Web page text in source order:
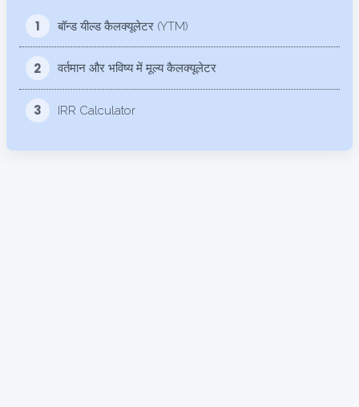
1 बॉन्ड यील्ड कैलक्यूलेटर (YTM)
2 वर्तमान और भविष्य में मूल्य कैलक्यूलेटर
3 IRR Calculator